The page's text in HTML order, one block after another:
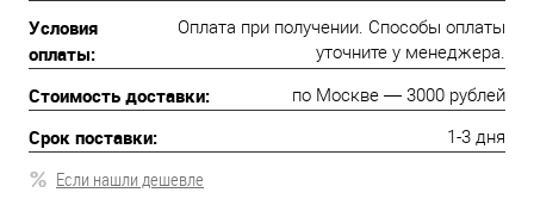
Условия
оплаты:
Оплата при получении. Способы оплаты
уточните у менеджера.
Стоимость доставки: по Москве — 3000 рублей
Срок поставки: 1-3 дня
Если нашли дешевле